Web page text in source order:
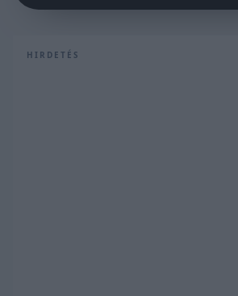
HIRDETÉS